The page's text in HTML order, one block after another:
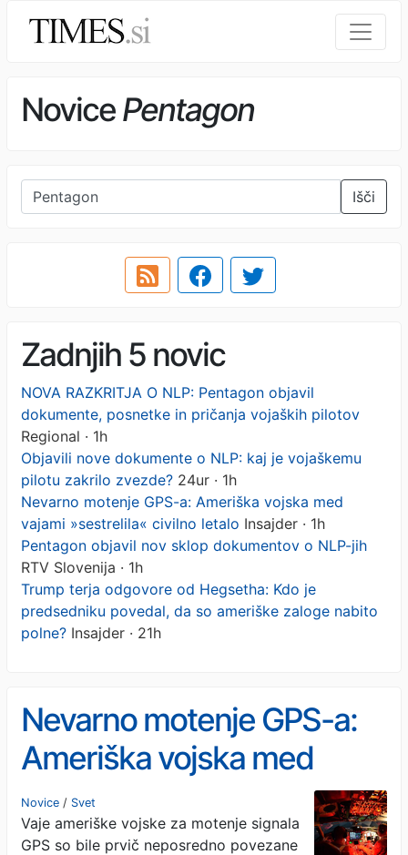
NovicePentagon
Išči
Zadnjih 5 novic
NOVA RAZKRITJA O NLP: Pentagon objavil
dokumente, posnetke in pričanja vojaških pilotov
Regional · 1h
Objavili nove dokumente o NLP: kaj je vojaškemu
pilotu zakrilo zvezde? 24ur · 1h
Nevarno motenje GPS-a: Ameriška vojska med
vajami »sestrelila« civilno letalo Insajder · 1h
Pentagon objavil nov sklop dokumentov o NLP-jih
RTV Slovenija · 1h
Trump terja odgovore od Hegsetha: Kdo je
predsedniku povedal, da so ameriške zaloge nabito
polne? Insajder · 21h
Nevarno motenje GPS-a:
Ameriška vojska med
vajami »sestrelila« civilno
letalo
Novice / Svet
Vaje ameriške vojske za motenje signala
GPS so bile prvič neposredno povezane